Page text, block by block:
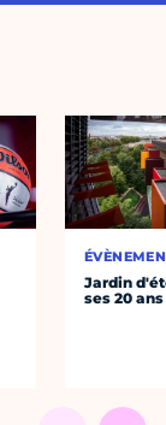
Jardin
ses 20 ans